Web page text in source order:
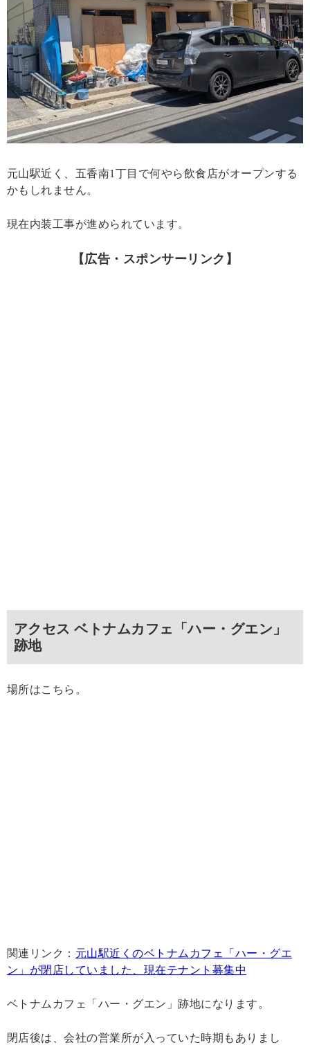
元山駅近く、五香南1丁目で何やら飲食店がオープンする
かもしれません。
現在内装工事が進められています。
【広告・スポンサーリンク】
アクセス ベトナムカフェ「ハー・グエン」
跡地
場所はこちら。
関連リンク： 元山駅近くのベトナムカフェ「ハー・グエ
ン」が閉店していました、現在テナント募集中
ベトナムカフェ「ハー・グエン」跡地になります。
閉店後は、会社の営業所が入っていた時期もありまし